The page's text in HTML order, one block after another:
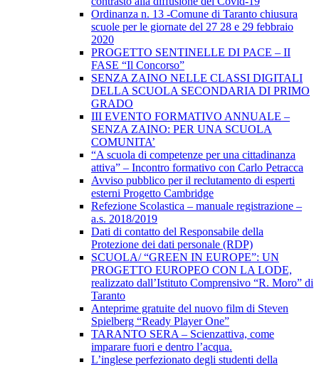
Ordinanza n. 13 -Comune di Taranto chiusura
scuole per le giornate del 27 28 e 29 febbraio
2020
PROGETTO SENTINELLE DI PACE – II
FASE “Il Concorso”
SENZA ZAINO NELLE CLASSI DIGITALI
DELLA SCUOLA SECONDARIA DI PRIMO
GRADO
III EVENTO FORMATIVO ANNUALE –
SENZA ZAINO: PER UNA SCUOLA
COMUNITA’
“A scuola di competenze per una cittadinanza
attiva” – Incontro formativo con Carlo Petracca
Avviso pubblico per il reclutamento di esperti
esterni Progetto Cambridge
Refezione Scolastica – manuale registrazione –
a.s. 2018/2019
Dati di contatto del Responsabile della
Protezione dei dati personale (RDP)
SCUOLA/ “GREEN IN EUROPE”: UN
PROGETTO EUROPEO CON LA LODE,
realizzato dall’Istituto Comprensivo “R. Moro” di
Taranto
Anteprime gratuite del nuovo film di Steven
Spielberg “Ready Player One”
TARANTO SERA – Scienzattiva, come
imparare fuori e dentro l’acqua.
L’inglese perfezionato degli studenti della